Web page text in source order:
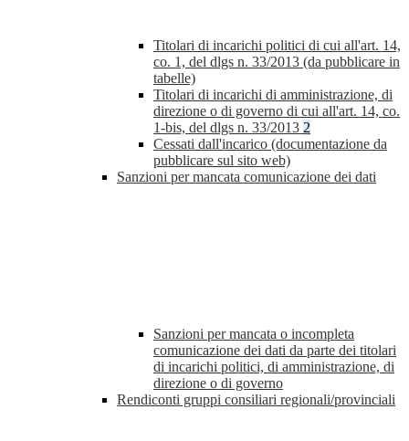
Titolari di incarichi politici di cui all'art. 14,
co. 1, del dlgs n. 33/2013 (da pubblicare in
tabelle)
Titolari di incarichi di amministrazione, di
direzione o di governo di cui all'art. 14, co.
1-bis, del dlgs n. 33/2013 2
Cessati dall'incarico (documentazione da
pubblicare sul sito web)
Sanzioni per mancata comunicazione dei dati
Sanzioni per mancata o incompleta
comunicazione dei dati da parte dei titolari
di incarichi politici, di amministrazione, di
direzione o di governo
Rendiconti gruppi consiliari regionali/provinciali